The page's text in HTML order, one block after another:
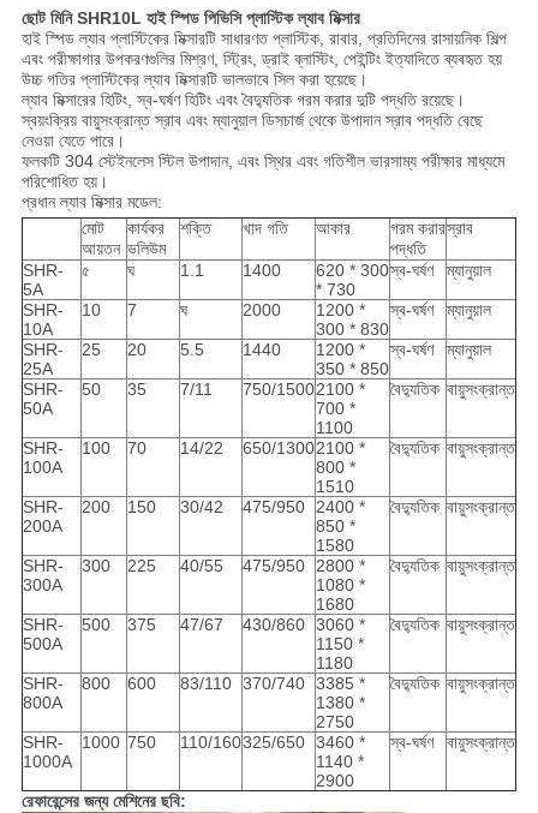
ছোট মিনি SHR10L হাই স্পিড পিভিসি প্লাস্টিক ল্যাব মিক্সার
হাই স্পিড ল্যাব প্লাস্টিকের মিক্সারটি সাধারণত প্লাস্টিক, রাবার, প্রতিদিনের রাসায়নিক শিল্প
এবং পরীক্ষাগার উপকরণগুলির মিশ্রণ, স্ট্রিং, ড্রাই ব্লাস্টিং, পেইন্টিং ইত্যাদিতে ব্যবহৃত হয়
উচ্চ গতির প্লাস্টিকের ল্যাব মিক্সারটি ভালভাবে সিল করা হয়েছে।
ল্যাব মিক্সারের হিটিং, স্ব-ঘর্ষণ হিটিং এবং বৈদ্যুতিক গরম করার দুটি পদ্ধতি রয়েছে।
স্বয়ংক্রিয় বায়ুসংক্রান্ত স্রাব এবং ম্যানুয়াল ডিসচার্জ থেকে উপাদান স্রাব পদ্ধতি বেছে
নেওয়া যেতে পারে।
ফলকটি 304 স্টেইনলেস স্টিল উপাদান, এবং স্থির এবং গতিশীল ভারসাম্য পরীক্ষার মাধ্যমে
পরিশোধিত হয়।
প্রধান ল্যাব মিক্সার মডেল:
মোট
আয়তন
কার্যকর
ভলিউম
শক্তি খাদ গতি আকার
গরম করার
পদ্ধতি
স্রাব
SHR-
5A
৫ ঘ 1.1 1400
620 * 300
* 730
স্ব-ঘর্ষণ ম্যানুয়াল
SHR-
10A
10 7 ঘ 2000
1200 *
300 * 830
স্ব-ঘর্ষণ ম্যানুয়াল
SHR-
25A
25 20 5.5 1440
1200 *
350 * 850
স্ব-ঘর্ষণ ম্যানুয়াল
SHR-
50A
50 35 7/11 750/15002100 *
700 *
1100
বৈদ্যুতিক বায়ুসংক্রান্ত
SHR-
100A
100 70 14/22 650/13002100 *
800 *
1510
বৈদ্যুতিক বায়ুসংক্রান্ত
SHR-
200A
200 150 30/42 475/950 2400 *
850 *
1580
বৈদ্যুতিক বায়ুসংক্রান্ত
SHR-
300A
300 225 40/55 475/950 2800 *
1080 *
1680
বৈদ্যুতিক বায়ুসংক্রান্ত
SHR-
500A
500 375 47/67 430/860 3060 *
1150 *
1180
বৈদ্যুতিক বায়ুসংক্রান্ত
SHR-
800A
800 600 83/110 370/740 3385 *
1380 *
2750
বৈদ্যুতিক বায়ুসংক্রান্ত
SHR-
1000A
1000 750 110/160325/650 3460 *
1140 *
2900
স্ব-ঘর্ষণ বায়ুসংক্রান্ত
রেফারেন্সের জন্য মেশিনের ছবি: